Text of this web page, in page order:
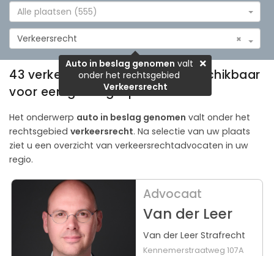
Alle plaatsen (555)
×
Verkeersrecht
Auto in beslag genomen valt
onder het rechtsgebied
Verkeersrecht
43 verkeersrechtadvocaten beschikbaar
voor een gratis gesprek
Het onderwerp auto in beslag genomen valt onder het
rechtsgebied verkeersrecht. Na selectie van uw plaats
ziet u een overzicht van verkeersrechtadvocaten in uw
regio.
Advocaat
Van der Leer
Van der Leer Strafrecht
Kennemerstraatweg 107A